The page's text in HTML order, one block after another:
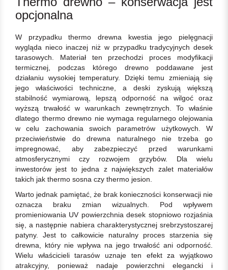
opcjonalna
W przypadku thermo drewna kwestia jego pielęgnacji
wygląda nieco inaczej niż w przypadku tradycyjnych desek
tarasowych. Materiał ten przechodzi proces modyfikacji
termicznej, podczas którego drewno poddawane jest
działaniu wysokiej temperatury. Dzięki temu zmieniają się
jego właściwości techniczne, a deski zyskują większą
stabilność wymiarową, lepszą odporność na wilgoć oraz
wyższą trwałość w warunkach zewnętrznych. To właśnie
dlatego thermo drewno nie wymaga regularnego olejowania
w celu zachowania swoich parametrów użytkowych. W
przeciwieństwie do drewna naturalnego nie trzeba go
impregnować, aby zabezpieczyć przed warunkami
atmosferycznymi czy rozwojem grzybów. Dla wielu
inwestorów jest to jedna z największych zalet materiałów
takich jak thermo sosna czy thermo jesion.
Warto jednak pamiętać, że brak konieczności konserwacji nie
oznacza braku zmian wizualnych. Pod wpływem
promieniowania UV powierzchnia desek stopniowo rozjaśnia
się, a następnie nabiera charakterystycznej srebrzystoszarej
patyny. Jest to całkowicie naturalny proces starzenia się
drewna, który nie wpływa na jego trwałość ani odporność.
Wielu właścicieli tarasów uznaje ten efekt za wyjątkowo
atrakcyjny, ponieważ nadaje powierzchni elegancki i